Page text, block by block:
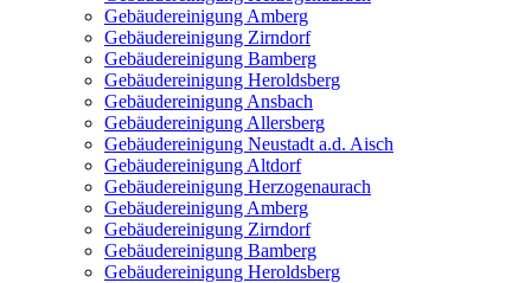
Gebäudereinigung Amberg
Gebäudereinigung Zirndorf
Gebäudereinigung Bamberg
Gebäudereinigung Heroldsberg
Gebäudereinigung Ansbach
Gebäudereinigung Allersberg
Gebäudereinigung Neustadt a.d. Aisch
Gebäudereinigung Altdorf
Gebäudereinigung Herzogenaurach
Gebäudereinigung Amberg
Gebäudereinigung Zirndorf
Gebäudereinigung Bamberg
Gebäudereinigung Heroldsberg